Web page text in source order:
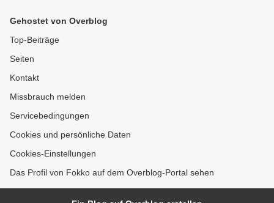
Gehostet von Overblog
Top-Beiträge
Seiten
Kontakt
Missbrauch melden
Servicebedingungen
Cookies und persönliche Daten
Cookies-Einstellungen
Das Profil von Fokko auf dem Overblog-Portal sehen